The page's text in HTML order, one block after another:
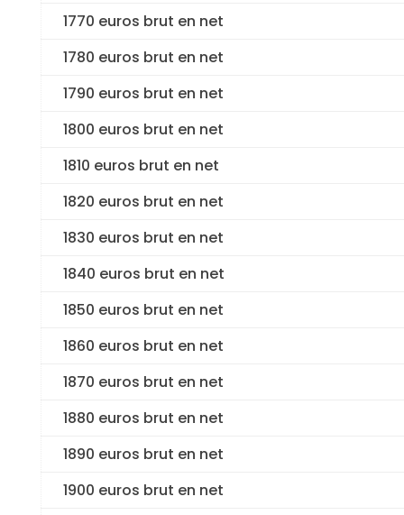
1770 euros brut en net
1780 euros brut en net
1790 euros brut en net
1800 euros brut en net
1810 euros brut en net
1820 euros brut en net
1830 euros brut en net
1840 euros brut en net
1850 euros brut en net
1860 euros brut en net
1870 euros brut en net
1880 euros brut en net
1890 euros brut en net
1900 euros brut en net